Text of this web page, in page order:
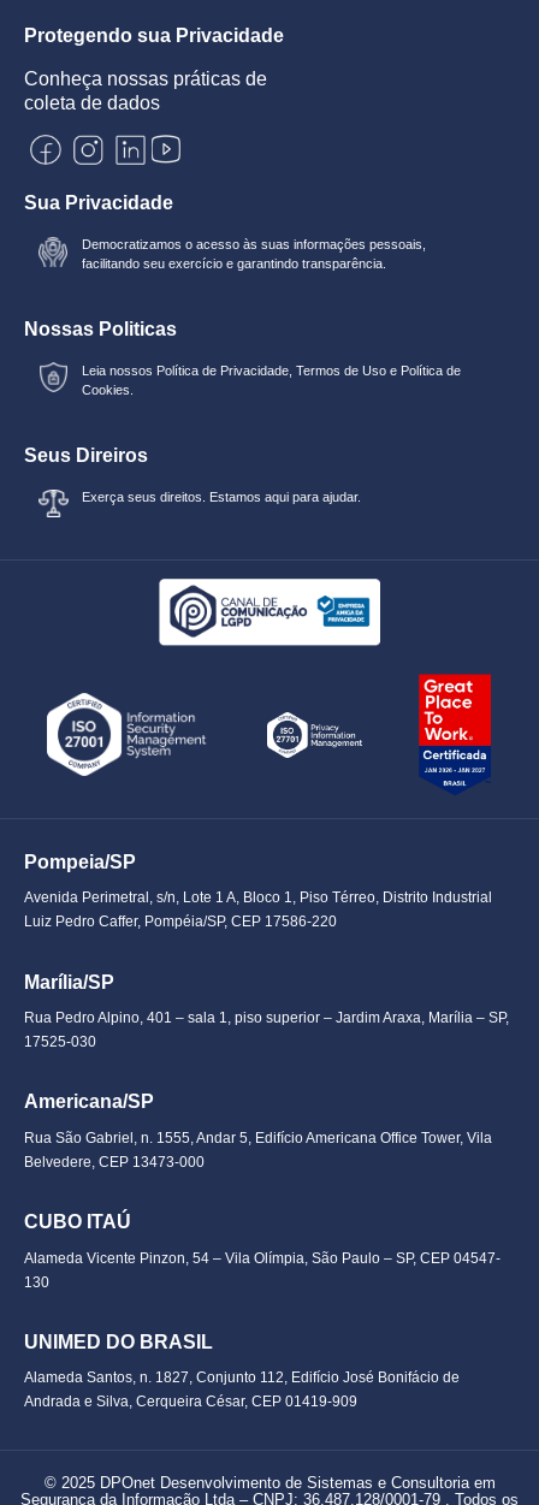
Protegendo sua Privacidade
Conheça nossas práticas de
coleta de dados
Sua Privacidade
Democratizamos o acesso às suas informações pessoais,
facilitando seu exercício e garantindo transparência.
Nossas Politicas
Leia nossos Política de Privacidade ,Termos de Uso e Política de
Cookies.
Seus Direiros
Exerça seus direitos. Estamos aqui para ajudar.
Pompeia/SP
Avenida Perimetral, s/n, Lote 1 A, Bloco 1, Piso Térreo, Distrito Industrial
Luiz Pedro Caffer, Pompéia/SP, CEP 17586-220
Marília/SP
Rua Pedro Alpino, 401 – sala 1, piso superior – Jardim Araxa, Marília – SP,
17525-030
Americana/SP
Rua São Gabriel, n. 1555, Andar 5, Edifício Americana Office Tower, Vila
Belvedere, CEP 13473-000
CUBO ITAÚ
Alameda Vicente Pinzon, 54 – Vila Olímpia, São Paulo – SP, CEP 04547-
130
UNIMED DO BRASIL
Alameda Santos, n. 1827, Conjunto 112, Edifício José Bonifácio de
Andrada e Silva, Cerqueira César, CEP 01419-909
© 2025 DPOnet Desenvolvimento de Sistemas e Consultoria em
Segurança da Informação Ltda – CNPJ: 36.487.128/0001-79 . Todos os